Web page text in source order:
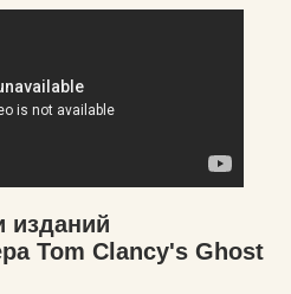
изданий
Tom Clancy's Ghost